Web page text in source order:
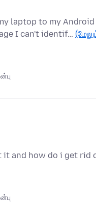
laptop to my
I can't identif…
it and how do i get rid